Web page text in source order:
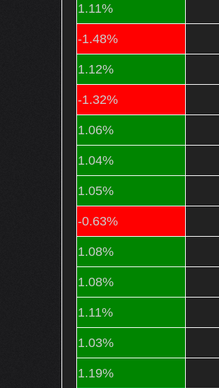
1.11%
-1.48%
1.12%
-1.32%
1.06%
1.04%
1.05%
-0.63%
1.08%
1.08%
1.11%
1.03%
1.19%